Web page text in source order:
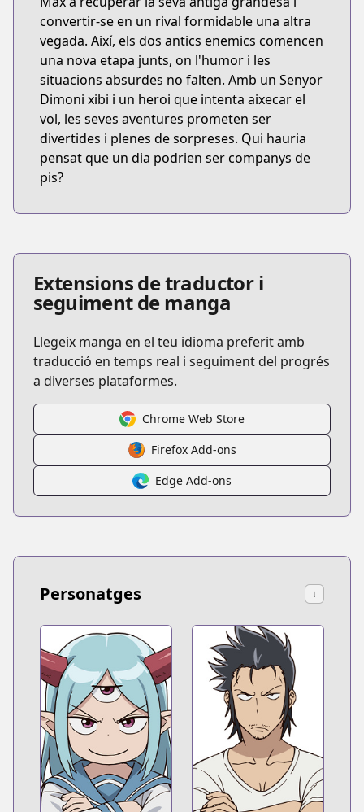
convertir-se en un rival formidable una altra
vegada. Així, els dos antics enemics comencen
una nova etapa junts, on l'humor i les
situacions absurdes no falten. Amb un Senyor
Dimoni xibi i un heroi que intenta aixecar el
vol, les seves aventures prometen ser
divertides i plenes de sorpreses. Qui hauria
pensat que un dia podrien ser companys de
pis?
Extensions de traductor i
seguiment de manga
Llegeix manga en el teu idioma preferit amb
traducció en temps real i seguiment del progrés
a diverses plataformes.
Chrome Web Store
Firefox Add-ons
Edge Add-ons
Personatges ↓